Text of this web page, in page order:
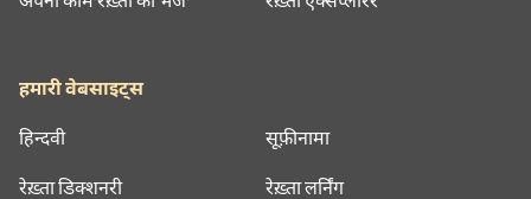
हमारी वेबसाइट्स
हिन्दवी सूफ़ीनामा
रेख़्ता डिक्शनरी रेख़्ता लर्निंग